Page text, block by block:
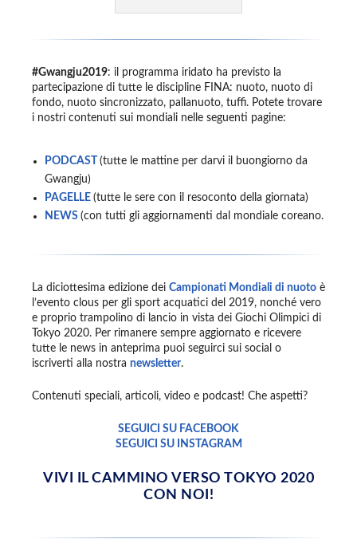
#Gwangju2019: il programma iridato ha previsto la
partecipazione di tutte le discipline FINA: nuoto, nuoto di
fondo, nuoto sincronizzato, pallanuoto, tuffi. Potete trovare
i nostri contenuti sui mondiali nelle seguenti pagine:
PODCAST (tutte le mattine per darvi il buongiorno da
Gwangju)
PAGELLE (tutte le sere con il resoconto della giornata)
NEWS (con tutti gli aggiornamenti dal mondiale coreano.
La diciottesima edizione dei Campionati Mondiali di nuoto è
l’evento clous per gli sport acquatici del 2019, nonché vero
e proprio trampolino di lancio in vista dei Giochi Olimpici di
Tokyo 2020. Per rimanere sempre aggiornato e ricevere
tutte le news in anteprima puoi seguirci sui social o
iscriverti alla nostra newsletter.
Contenuti speciali, articoli, video e podcast! Che aspetti?
SEGUICI SU FACEBOOK
SEGUICI SU INSTAGRAM
VIVI IL CAMMINO VERSO TOKYO 2020
CON NOI!